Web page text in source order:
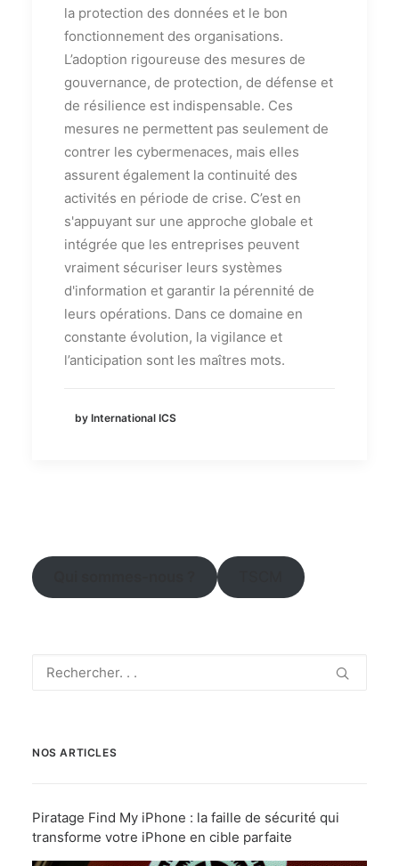
la protection des données et le bon
fonctionnement des organisations.
L’adoption rigoureuse des mesures de
gouvernance, de protection, de défense et
de résilience est indispensable. Ces
mesures ne permettent pas seulement de
contrer les cybermenaces, mais elles
assurent également la continuité des
activités en période de crise. C’est en
s'appuyant sur une approche globale et
intégrée que les entreprises peuvent
vraiment sécuriser leurs systèmes
d'information et garantir la pérennité de
leurs opérations. Dans ce domaine en
constante évolution, la vigilance et
l’anticipation sont les maîtres mots.
by International ICS
NOS ARTICLES
Piratage Find My iPhone : la faille de sécurité qui
transforme votre iPhone en cible parfaite